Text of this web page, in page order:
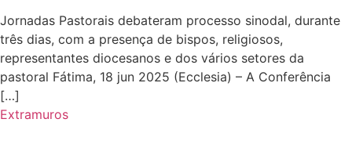
Jornadas Pastorais debateram processo sinodal, durante
três dias, com a presença de bispos, religiosos,
representantes diocesanos e dos vários setores da
pastoral Fátima, 18 jun 2025 (Ecclesia) – A Conferência
[…]
Extramuros